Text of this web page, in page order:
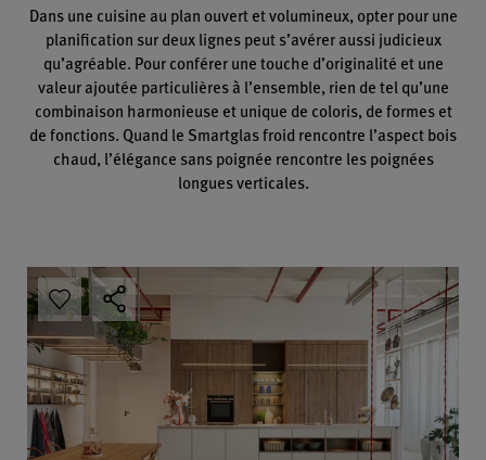
Dans une cuisine au plan ouvert et volumineux, opter pour une
planification sur deux lignes peut s’avérer aussi judicieux
qu’agréable. Pour conférer une touche d’originalité et une
valeur ajoutée particulières à l’ensemble, rien de tel qu’une
combinaison harmonieuse et unique de coloris, de formes et
de fonctions. Quand le Smartglas froid rencontre l’aspect bois
chaud, l’élégance sans poignée rencontre les poignées
longues verticales.